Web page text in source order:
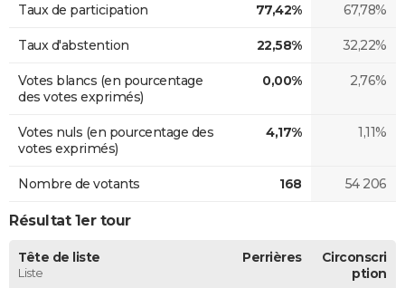
Taux de participation 77,42% 67,78%
Taux d'abstention 22,58% 32,22%
Votes blancs (en pourcentage
des votes exprimés)
0,00% 2,76%
Votes nuls (en pourcentage des
votes exprimés)
4,17% 1,11%
Nombre de votants 168 54 206
Résultat 1er tour
Tête de liste
Liste
Perrières
Circonscri
ption